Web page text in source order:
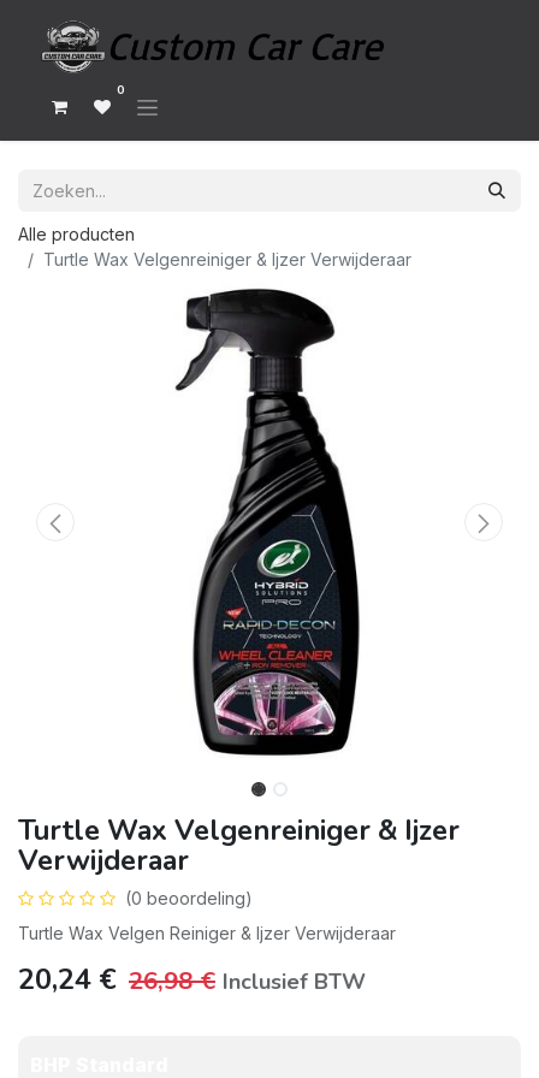
0
Alle producten
Turtle Wax Velgenreiniger & Ijzer Verwijderaar
Turtle Wax Velgenreiniger & Ijzer
Verwijderaar
(0 beoordeling)
Turtle Wax Velgen Reiniger & Ijzer Verwijderaar
20,24 € 26,98€ Inclusief BTW